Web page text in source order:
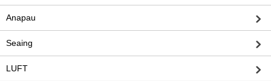
Anapau
Seaing
LUFT